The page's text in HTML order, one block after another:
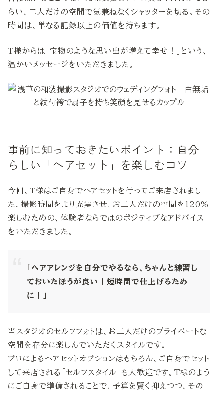
らい、二人だけの空間で気兼ねなくシャッターを切る。その
時間は、単なる記録以上の価値を持ちます。
T様からは「宝物のような思い出が増えて幸せ！」という、
温かいメッセージをいただきました。
事前に知っておきたいポイント：自分
らしい「ヘアセット」を楽しむコツ
今回、T様はご自身でヘアセットを行ってご来店されまし
た。撮影時間をより充実させ、お二人だけの空間を120%
楽しむための、体験者ならではのポジティブなアドバイス
をいただきました。
「ヘアアレンジを自分でやるなら、ちゃんと練習し
ておいたほうが良い！短時間で仕上げるため
に！」
当スタジオのセルフフォトは、お二人だけのプライベートな
空間を存分に楽しんでいただくスタイルです。
プロによるヘアセットオプションはもちろん、ご自身でセット
して来店される「セルフスタイル」も大歓迎です。T様のよう
にご自身で準備されることで、予算を賢く抑えつつ、その